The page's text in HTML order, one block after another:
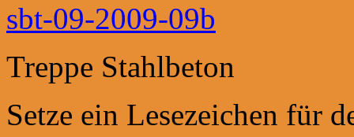
sbt-09-2009-09b
Treppe Stahlbeton
Setze ein Lesezeichen für